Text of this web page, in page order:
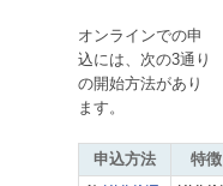
オンラインでの申
込には、次の3通り
の開始方法があり
ます。
申込方法
特徴